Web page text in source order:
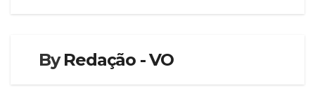
ByRedação - VO